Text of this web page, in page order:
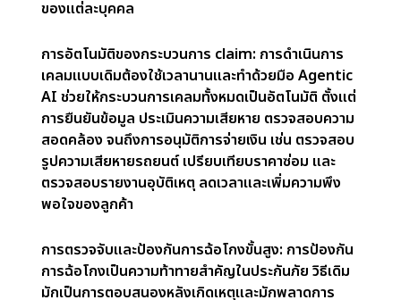
Agentic AI กำลังปฏิวัติวงการประกันภัยด้วยการ
ปรับปรุงวิธีจัดการข้อมูล การตัดสินใจ และการให้
บริการ โดยการใช้ข้อมูลแบบเรียลไทม์ การเรียนรู้ของ
เครื่อง และการวิเคราะห์ขั้นสูง ทำให้กระบวนการประกัน
ภัยมีประสิทธิภาพมากขึ้น วิธีการทำงานของ Agentic
AI ในวงการประกันภัยมีดังนี้